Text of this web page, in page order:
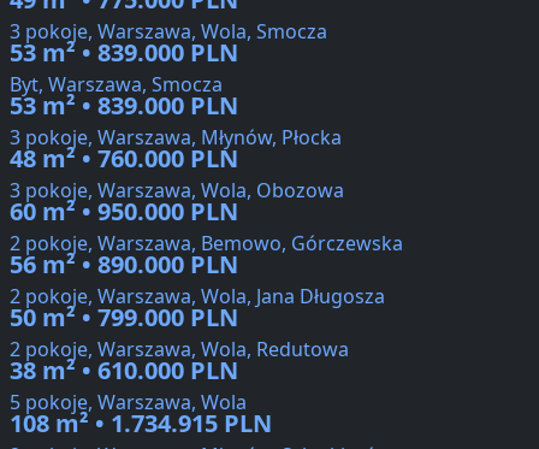
3 pokoje, Warszawa, Wola, Smocza
53 m² • 839.000 PLN
Byt, Warszawa, Smocza
53 m² • 839.000 PLN
3 pokoje, Warszawa, Młynów, Płocka
48 m² • 760.000 PLN
3 pokoje, Warszawa, Wola, Obozowa
60 m² • 950.000 PLN
2 pokoje, Warszawa, Bemowo, Górczewska
56 m² • 890.000 PLN
2 pokoje, Warszawa, Wola, Jana Długosza
50 m² • 799.000 PLN
2 pokoje, Warszawa, Wola, Redutowa
38 m² • 610.000 PLN
5 pokoje, Warszawa, Wola
108 m² • 1.734.915 PLN